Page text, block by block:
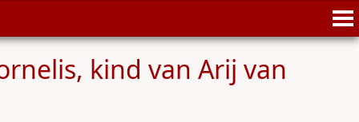
kind van Arij van